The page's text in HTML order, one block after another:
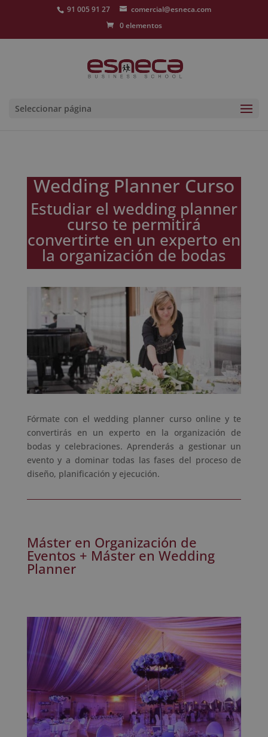
91 005 91 27
comercial@esneca.com
0 elementos
Seleccionar página
Wedding Planner Curso
Estudiar el wedding planner
curso te permitirá
convertirte en un experto en
la organización de bodas
Fórmate con el wedding planner curso online y te
convertirás en un experto en la organización de
bodas y celebraciones. Aprenderás a gestionar un
evento y a dominar todas las fases del proceso de
diseño, planificación y ejecución.
Máster en Organización de
Eventos + Máster en Wedding
Planner